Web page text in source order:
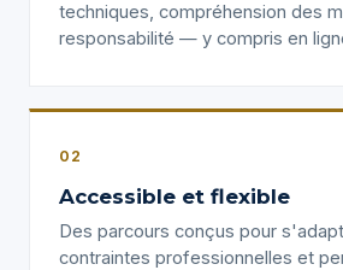
techniques, compréhension des
responsabilité — y compris en
02
Accessible et flexible
Des parcours conçus pour
contraintes professionnelles et